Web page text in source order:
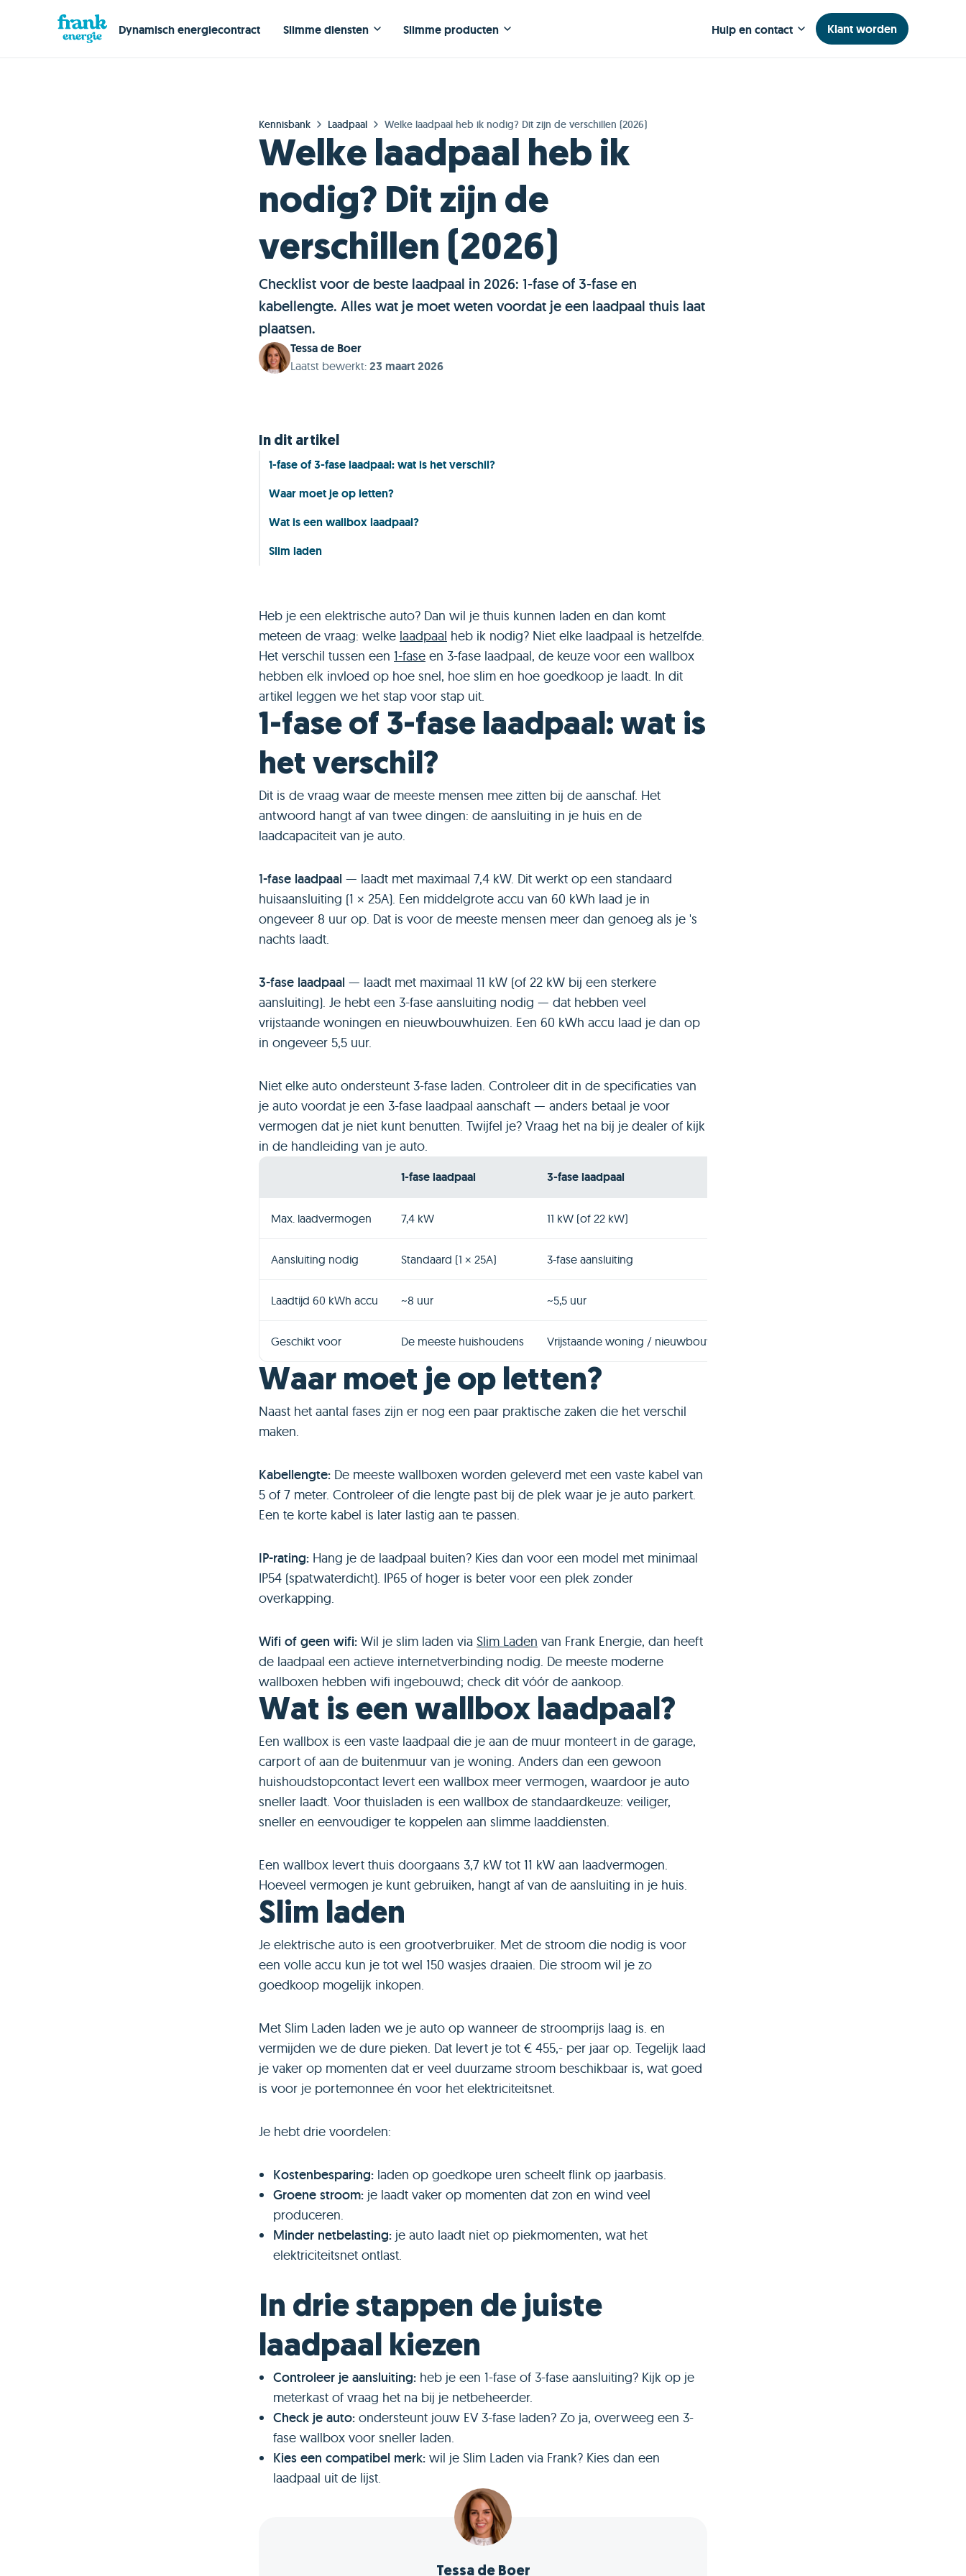
Dynamisch energiecontract Slimme diensten Slimme producten Hulp en contact Klant worden
Kennisbank Laadpaal Welke laadpaal heb ik nodig? Dit zijn de verschillen (2026)
Welke laadpaal heb ik
nodig? Dit zijn de
verschillen (2026)
Checklist voor de beste laadpaal in 2026: 1-fase of 3-fase en
kabellengte. Alles wat je moet weten voordat je een laadpaal thuis laat
plaatsen.
Tessa de Boer
Laatst bewerkt: 23 maart 2026
In dit artikel
1-fase of 3-fase laadpaal: wat is het verschil?
Waar moet je op letten?
Wat is een wallbox laadpaal?
Slim laden
Heb je een elektrische auto? Dan wil je thuis kunnen laden en dan komt
meteen de vraag: welke laadpaal heb ik nodig? Niet elke laadpaal is hetzelfde.
Het verschil tussen een 1-fase en 3-fase laadpaal, de keuze voor een wallbox
hebben elk invloed op hoe snel, hoe slim en hoe goedkoop je laadt. In dit
artikel leggen we het stap voor stap uit.
1-fase of 3-fase laadpaal: wat is
het verschil?
Dit is de vraag waar de meeste mensen mee zitten bij de aanschaf. Het
antwoord hangt af van twee dingen: de aansluiting in je huis en de
laadcapaciteit van je auto.
1-fase laadpaal — laadt met maximaal 7,4 kW. Dit werkt op een standaard
huisaansluiting (1 × 25A). Een middelgrote accu van 60 kWh laad je in
ongeveer 8 uur op. Dat is voor de meeste mensen meer dan genoeg als je 's
nachts laadt.
3-fase laadpaal — laadt met maximaal 11 kW (of 22 kW bij een sterkere
aansluiting). Je hebt een 3-fase aansluiting nodig — dat hebben veel
vrijstaande woningen en nieuwbouwhuizen. Een 60 kWh accu laad je dan op
in ongeveer 5,5 uur.
Niet elke auto ondersteunt 3-fase laden. Controleer dit in de specificaties van
je auto voordat je een 3-fase laadpaal aanschaft — anders betaal je voor
vermogen dat je niet kunt benutten. Twijfel je? Vraag het na bij je dealer of kijk
in de handleiding van je auto.
1-fase laadpaal 3-fase laadpaal
Max. laadvermogen 7,4 kW 11 kW (of 22 kW)
Aansluiting nodig Standaard (1 × 25A) 3-fase aansluiting
Laadtijd 60 kWh accu ~8 uur ~5,5 uur
Geschikt voor De meeste huishoudens Vrijstaande woning / nieuwbouw
Waar moet je op letten?
Naast het aantal fases zijn er nog een paar praktische zaken die het verschil
maken.
Kabellengte: De meeste wallboxen worden geleverd met een vaste kabel van
5 of 7 meter. Controleer of die lengte past bij de plek waar je je auto parkert.
Een te korte kabel is later lastig aan te passen.
IP-rating: Hang je de laadpaal buiten? Kies dan voor een model met minimaal
IP54 (spatwaterdicht). IP65 of hoger is beter voor een plek zonder
overkapping.
Wifi of geen wifi: Wil je slim laden via Slim Laden van Frank Energie, dan heeft
de laadpaal een actieve internetverbinding nodig. De meeste moderne
wallboxen hebben wifi ingebouwd; check dit vóór de aankoop.
Wat is een wallbox laadpaal?
Een wallbox is een vaste laadpaal die je aan de muur monteert in de garage,
carport of aan de buitenmuur van je woning. Anders dan een gewoon
huishoudstopcontact levert een wallbox meer vermogen, waardoor je auto
sneller laadt. Voor thuisladen is een wallbox de standaardkeuze: veiliger,
sneller en eenvoudiger te koppelen aan slimme laaddiensten.
Een wallbox levert thuis doorgaans 3,7 kW tot 11 kW aan laadvermogen.
Hoeveel vermogen je kunt gebruiken, hangt af van de aansluiting in je huis.
Slim laden
Je elektrische auto is een grootverbruiker. Met de stroom die nodig is voor
een volle accu kun je tot wel 150 wasjes draaien. Die stroom wil je zo
goedkoop mogelijk inkopen.
Met Slim Laden laden we je auto op wanneer de stroomprijs laag is. en
vermijden we de dure pieken. Dat levert je tot € 455,- per jaar op. Tegelijk laad
je vaker op momenten dat er veel duurzame stroom beschikbaar is, wat goed
is voor je portemonnee én voor het elektriciteitsnet.
Je hebt drie voordelen:
Kostenbesparing: laden op goedkope uren scheelt flink op jaarbasis.
Groene stroom: je laadt vaker op momenten dat zon en wind veel
produceren.
Minder netbelasting: je auto laadt niet op piekmomenten, wat het
elektriciteitsnet ontlast.
In drie stappen de juiste
laadpaal kiezen
Controleer je aansluiting: heb je een 1-fase of 3-fase aansluiting? Kijk op je
meterkast of vraag het na bij je netbeheerder.
Check je auto: ondersteunt jouw EV 3-fase laden? Zo ja, overweeg een 3-
fase wallbox voor sneller laden.
Kies een compatibel merk: wil je Slim Laden via Frank? Kies dan een
laadpaal uit de lijst.
Tessa de Boer